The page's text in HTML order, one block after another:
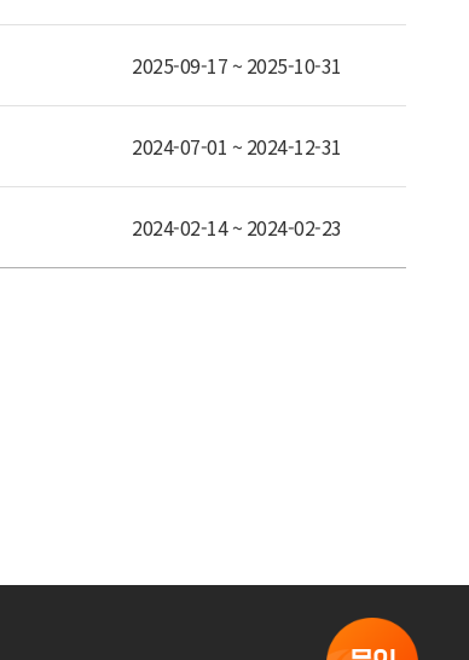
2025-09-17 ~ 2025-10-31
2024-07-01 ~ 2024-12-31
2024-02-14 ~ 2024-02-23